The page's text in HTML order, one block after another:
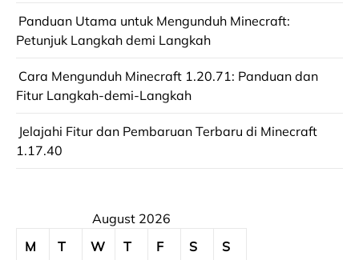
Panduan Utama untuk Mengunduh Minecraft:
Petunjuk Langkah demi Langkah
Cara Mengunduh Minecraft 1.20.71: Panduan dan
Fitur Langkah-demi-Langkah
Jelajahi Fitur dan Pembaruan Terbaru di Minecraft
1.17.40
August 2026
M
T W T F S S